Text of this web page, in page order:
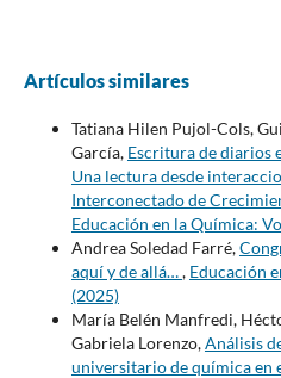
Artículos similares
Tatiana Hilen Pujol-Cols,
García, Escritura de diarios
Una lectura desde
Interconectado de
Educación en la Química:
Andrea Soledad Farré,
aquí y de allá…, Educación
(2025)
María Belén Manfredi,
Gabriela Lorenzo,Análisis
universitario de química en